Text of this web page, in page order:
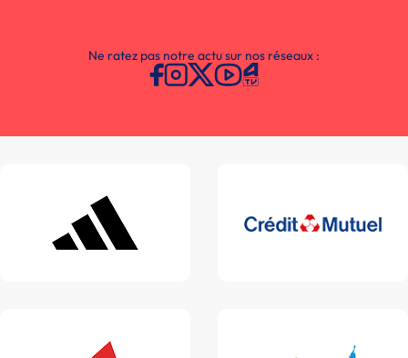
Ne ratez pas notre actu sur nos réseaux :